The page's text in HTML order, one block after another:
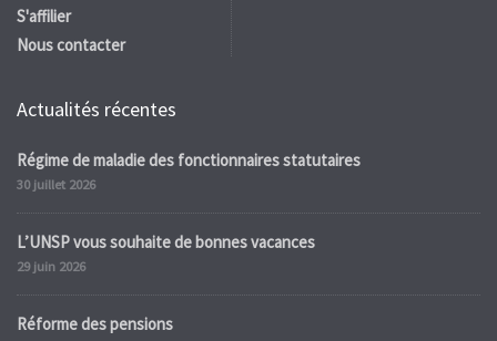
S'affilier
Nous contacter
Actualités récentes
Régime de maladie des fonctionnaires statutaires
30 juillet 2026
L’UNSP vous souhaite de bonnes vacances
29 juin 2026
Réforme des pensions